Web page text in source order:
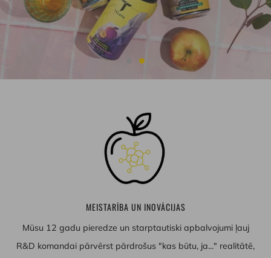
MEISTARĪBA UN INOVĀCIJAS
Mūsu 12 gadu pieredze un starptautiski apbalvojumi ļauj
R&D komandai pārvērst pārdrošus "kas būtu, ja..." realitātē,